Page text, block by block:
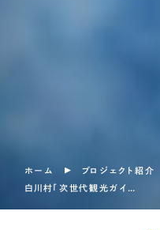
ホーム プロジェクト紹介